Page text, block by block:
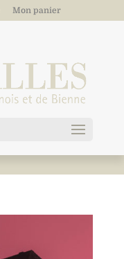
Mon panier